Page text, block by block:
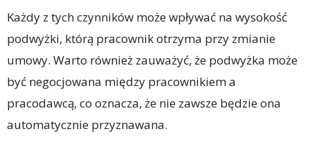
Każdy z tych czynników może wpływać na wysokość
podwyżki, którą pracownik otrzyma przy zmianie
umowy. Warto również zauważyć, że podwyżka może
być negocjowana między pracownikiem a
pracodawcą, co oznacza, że nie zawsze będzie ona
automatycznie przyznawana.